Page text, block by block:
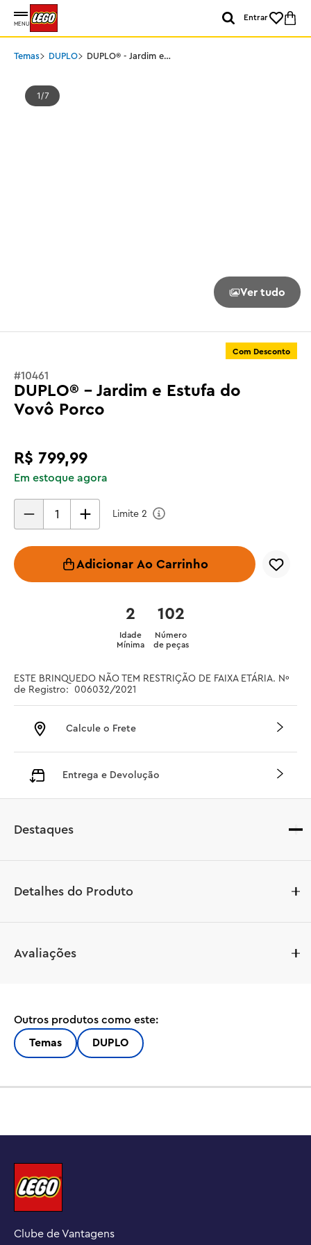
MENU
Entrar
Temas DUPLO
DUPLO® - Jardim e
1 7
Ver tudo
Com Desconto
#10461
DUPLO® - Jardim e Estufa do
Vovô Porco
R$ 799,99
Em estoque agora
Limite 2
Adicionar Ao Carrinho
102
Número
de peças
2
Idade
Mínima
ESTE BRINQUEDO NÃO TEM RESTRIÇÃO DE FAIXA ETÁRIA. Nº
de Registro:  006032/2021
Calcule o Frete
Entrega e Devolução
Destaques
Detalhes do Produto
conjunto de construção Jardim e Estufa do Vovô Pig
da TV a cultivar e colher os produtos do Jardim do Vovô
Pig. Com 5 figuras – Peppa Pig, George, Mamãe Pig,
Papai Pig e Vovô Pig – este conjunto de construção
de conta, enquanto aprimora suas habilidades pré-
crianças em idade pré-escolar possam recriar cenas da
série ou inventar novas aventuras que estimulem a
desenvolvem a coordenação motora fina empurrando o
Avaliações
Outros produtos como este:
Temas DUPLO
Clube de Vantagens